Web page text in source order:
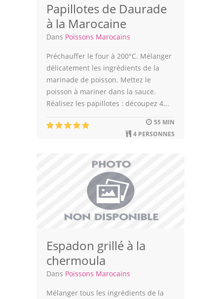
Papillotes de Daurade
à la Marocaine
Dans Poissons Marocains
Préchauffer le four à 200°C. Mélanger
délicatement les ingrédients de la
marinade de poisson. Mettez le
poisson à mariner dans la sauce.
Réalisez les papillotes : découpez 4...
55 MIN
4 PERSONNES
Espadon grillé à la
chermoula
Dans Poissons Marocains
Mélanger tous les ingrédients de la